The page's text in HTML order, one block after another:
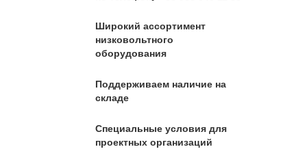
Широкий ассортимент
низковольтного
оборудования
Поддерживаем наличие на
складе
Специальные условия для
проектных организаций